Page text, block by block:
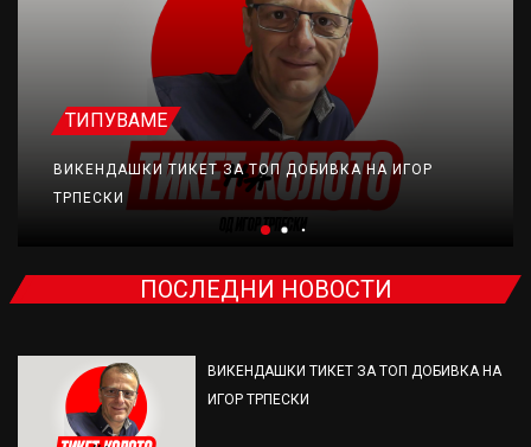
ТИПУВАМЕ
ВИКЕНДАШКИ ТИКЕТ ЗА ТОП ДОБИВКА НА ИГОР
ТРПЕСКИ
ПОСЛЕДНИ НОВОСТИ
ВИКЕНДАШКИ ТИКЕТ ЗА ТОП ДОБИВКА НА
ИГОР ТРПЕСКИ